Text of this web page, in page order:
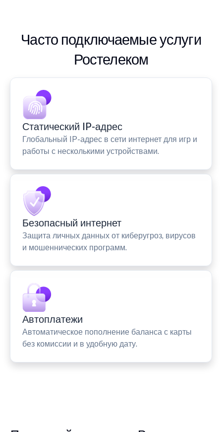
Часто подключаемые услуги
Ростелеком
Статический IP-адрес
Глобальный IP-адрес в сети интернет для игр и
работы с несколькими устройствами.
Безопасный интернет
Защита личных данных от киберугроз, вирусов
и мошеннических программ.
Автоплатежи
Автоматическое пополнение баланса с карты
без комиссии и в удобную дату.